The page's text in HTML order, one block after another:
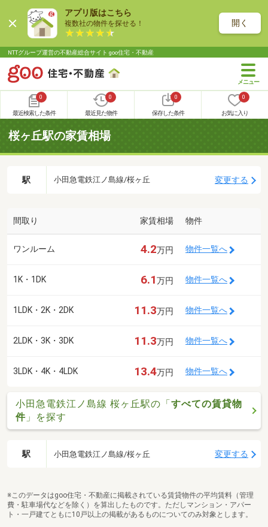
アプリ版はこちら
複数社の物件を探せる！ 開く
NTTグループ運営の不動産総合サイト goo住宅・不動産
0
最近検索した条件
0
最近見た物件
0
保存した条件
0
お気に入り
桜ヶ丘駅の家賃相場
駅 小田急電鉄江ノ島線/桜ヶ丘 変更する
間取り 家賃相場 物件
ワンルーム 4.2万円 物件一覧へ
1K・1DK 6.1万円 物件一覧へ
1LDK・2K・2DK 11.3万円 物件一覧へ
2LDK・3K・3DK 11.3万円 物件一覧へ
3LDK・4K・4LDK 13.4万円 物件一覧へ
小田急電鉄江ノ島線 桜ヶ丘駅の「すべての賃貸物
件 」を探す
駅 小田急電鉄江ノ島線/桜ヶ丘 変更する
※このデータはgoo住宅・不動産に掲載されている賃貸物件の平均賃料（管理
費・駐車場代などを除く）を算出したものです。ただしマンション・アパー
ト・一戸建てともに10戸以上の掲載があるものについてのみ対象とします。